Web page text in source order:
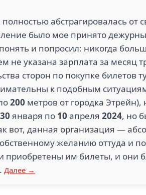
абстрагировалась от
было мое принято
и попросил: никогда
не указана зарплата за месяц
сторон по покупке билетов
к подобным
200 метров от городка Этрейн),
30 января по 10 апреля 2024, но
вот, данная организация —
желанию оттуда и
приобретены им билеты, и они
Далее →